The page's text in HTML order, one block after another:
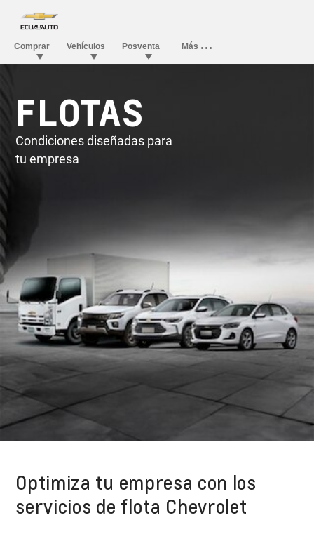
FLOTAS
Condiciones diseñadas para
tu empresa
Optimiza tu empresa con los
servicios de flota Chevrolet